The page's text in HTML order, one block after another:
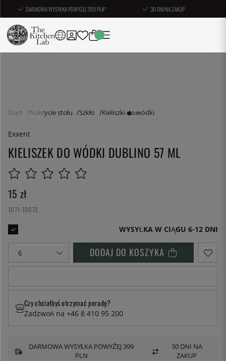
DARMOWA WYSYŁKA POWYŻEJ 399 PLN* 30 DNI NA ZAKUP
Start Nakrycie stołu Szkło Kieliszki do wódki
Exxent
KIELISZEK DO WÓDKI DUBLINO 57 ML
15 zł
1071-10072
WYSYŁKA W CIĄGU 6-12 DNI
DODAJ DO KOSZYKA
Czy chciałbyś otrzymać poradę?
Zadzwoń na +46 8 410 95 200
DARMOWA WYSYŁKA POWYŻEJ 399
PLN
30 DNI NA
ZAKUP